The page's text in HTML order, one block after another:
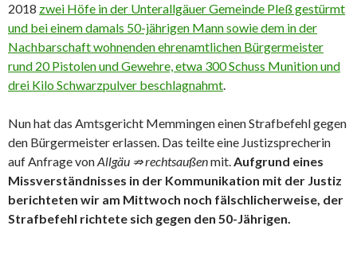
2018 zwei Höfe in der Unterallgäuer Gemeinde Pleß gestürmt
und bei einem damals 50-jährigen Mann sowie dem in der
Nachbarschaft wohnenden ehrenamtlichen Bürgermeister
rund 20 Pistolen und Gewehre, etwa 300 Schuss Munition und
drei Kilo Schwarzpulver beschlagnahmt.
Nun hat das Amtsgericht Memmingen einen Strafbefehl gegen
den Bürgermeister erlassen. Das teilte eine Justizsprecherin
auf Anfrage vonAllgäu ⇏ rechtsaußenmit.Aufgrund eines
Missverständnisses in der Kommunikation mit der Justiz
berichteten wir am Mittwoch noch fälschlicherweise, der
Strafbefehl richtete sich gegen den 50-Jährigen.